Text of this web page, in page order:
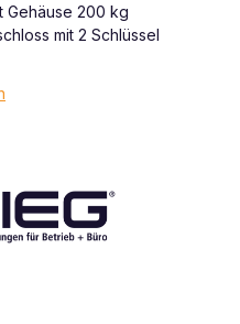
Gehäuse 200 kg
mit 2 Schlüssel